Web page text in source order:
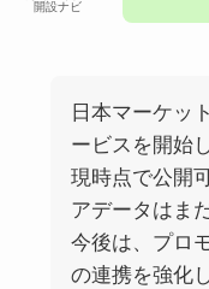
開設ナビ
日本マーケッ
ービスを開始
現時点で公開
アデータはま
今後は、プロ
の連携を強化